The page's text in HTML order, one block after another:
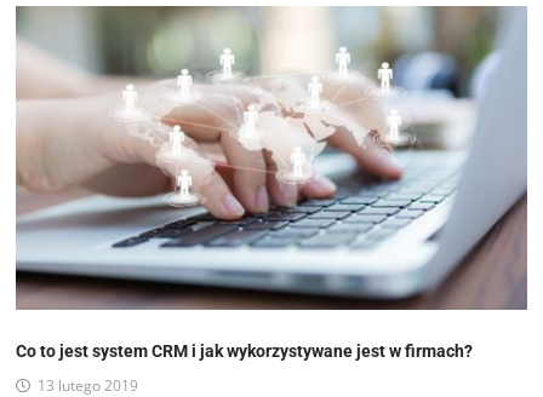
Co to jest system CRM i jak wykorzystywane jest w firmach?
13 lutego 2019